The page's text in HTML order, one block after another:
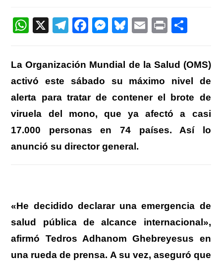
entrada:W
at
s
A
p
p
X
T
e
gr
a
m
F
c
e
b
o
o
k
M
ss
e
n
g
er
Bl
e
sk
y
E
ail
Pr
t
m
p
ar
tir
La Organización Mundial de la Salud (OMS)
activó este sábado su máximo nivel de
alerta para tratar de contener el brote de
viruela del mono, que ya afectó a casi
17.000 personas en 74 países. Así lo
anunció su director general.
«He decidido declarar una emergencia de
salud pública de alcance internacional»,
afirmó Tedros Adhanom Ghebreyesus en
una rueda de prensa. A su vez, aseguró que